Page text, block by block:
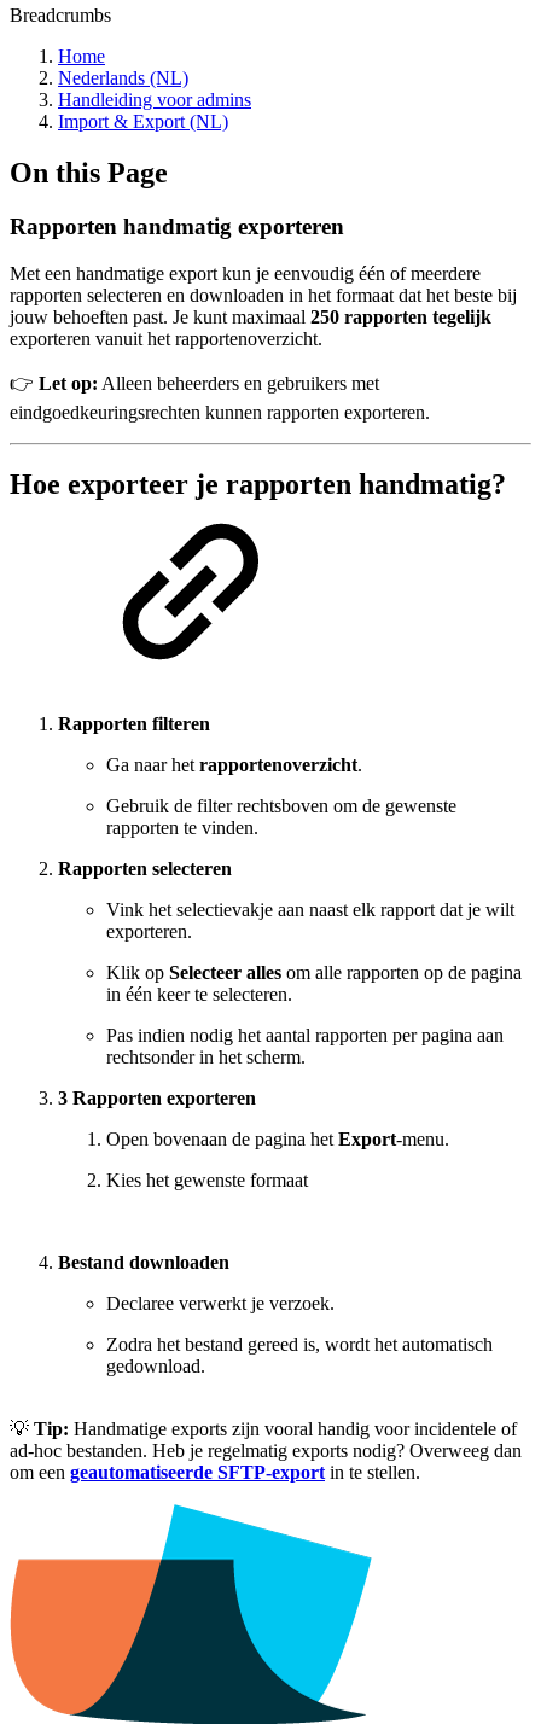
Breadcrumbs
Home
Nederlands (NL)
Handleiding voor admins
Import & Export (NL)
On this Page
Rapporten handmatig exporteren
Met een handmatige export kun je eenvoudig één of meerdere
rapporten selecteren en downloaden in het formaat dat het beste bij
jouw behoeften past. Je kunt maximaal 250 rapporten tegelijk
exporteren vanuit het rapportenoverzicht.
👉 Let op: Alleen beheerders en gebruikers met
eindgoedkeuringsrechten kunnen rapporten exporteren.
Hoe exporteer je rapporten handmatig?
Rapporten filteren
Ga naar het rapportenoverzicht.
Gebruik de filter rechtsboven om de gewenste
rapporten te vinden.
Rapporten selecteren
Vink het selectievakje aan naast elk rapport dat je wilt
exporteren.
Klik op Selecteer alles om alle rapporten op de pagina
in één keer te selecteren.
Pas indien nodig het aantal rapporten per pagina aan
rechtsonder in het scherm.
3 Rapporten exporteren
Open bovenaan de pagina het Export-menu.
Kies het gewenste formaat
Bestand downloaden
Declaree verwerkt je verzoek.
Zodra het bestand gereed is, wordt het automatisch
gedownload.
💡 Tip: Handmatige exports zijn vooral handig voor incidentele of
ad-hoc bestanden. Heb je regelmatig exports nodig? Overweeg dan
om een geautomatiseerde SFTP-export in te stellen.